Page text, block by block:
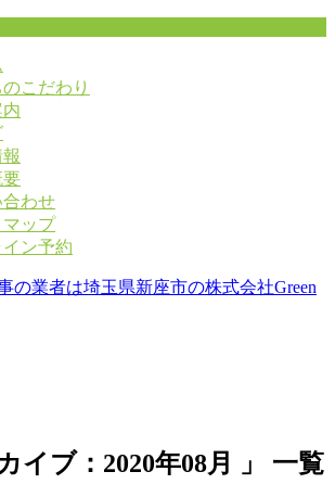
こだわり
要
わせ
ップ
ン予約
イブ：2020年08月 」 一覧